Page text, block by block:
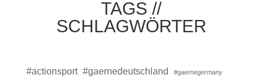
TAGS //
SCHLAGWÖRTER
#actionsport #gaernedeutschland #gaernegermany